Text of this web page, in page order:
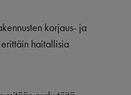
korjaus- ja
haitallisia